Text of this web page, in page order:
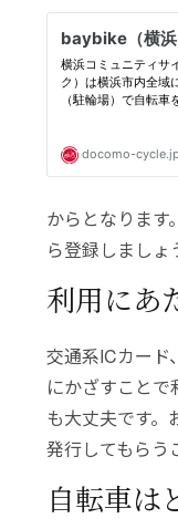
からとなります
ら登録しましょ
利用にあ
交通系ICカード
にかざすこと
も大丈夫です。
発行してもらう
自転車は